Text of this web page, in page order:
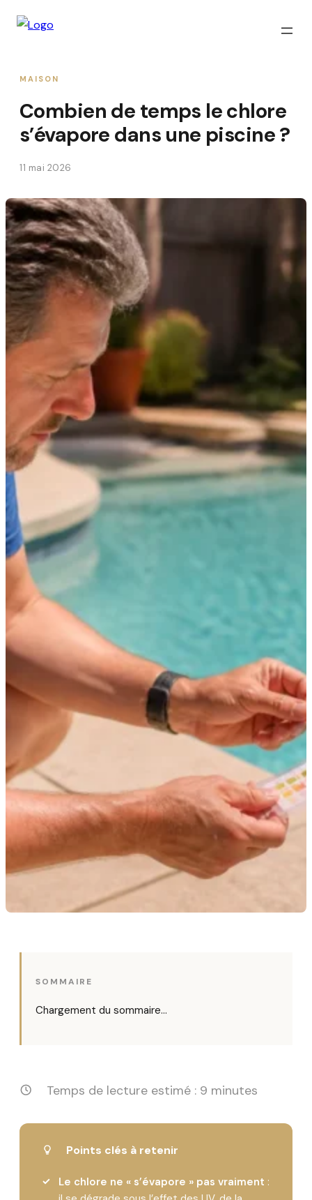
MAISON
Combien de temps le chlore
s’évapore dans une piscine ?
11 mai 2026
SOMMAIRE
Chargement du sommaire…
Temps de lecture estimé : 9 minutes
Points clés à retenir
Le chlore ne « s’évapore » pas vraiment :